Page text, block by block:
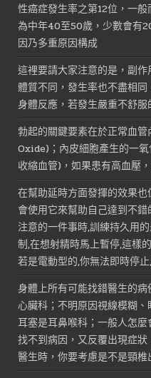
性癌症發生率之第12位，一
為中年40至50歲，少數會有
因乃多重原因構成
這裡要請大家注意的是，副
體質不同，發生率也不盡相
身體反應，若發生嚴重不舒服
勃起的關鍵要素在於正常血
Oxide)；內皮細胞產生的一
收縮血管)，如果患有高血壓
在幫助延時方面發揮的效果
會使用它來幫助自己達到不
注意的一件事時,訓練持久用
制,在想射精時馬上暫停,這樣
若是電動型的,你無法即時停
身體上所有可能找錯醫生的
心臟科；不明原因視線模糊
耳塞是耳鼻喉科；一般人怎
找不到病因，又反覆出現症
醫生時，你要考慮是不是頸椎